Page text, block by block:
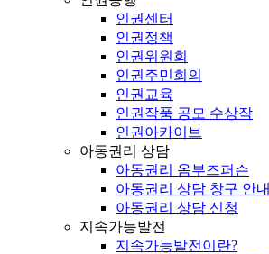
인권센터
인권정책
인권위원회
인권주민회의
인권교육
인권작품 공모 수상작
인권아카이브
아동권리 상담
아동권리 옴부즈퍼슨
아동권리 상담 창구 안내
아동권리 상담 신청
지속가능발전
지속가능발전이란?